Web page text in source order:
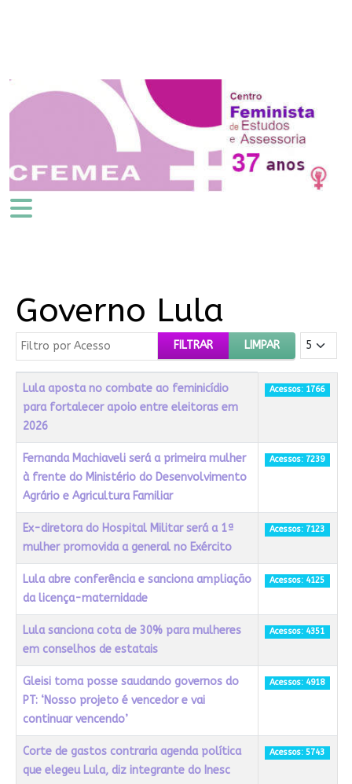
Governo Lula
Filtro por Acesso FILTRAR LIMPAR Mostrar #
Título Acessos
Lula aposta no combate ao feminicídio
para fortalecer apoio entre eleitoras em
2026
Acessos: 1766
Fernanda Machiaveli será a primeira mulher
à frente do Ministério do Desenvolvimento
Agrário e Agricultura Familiar
Acessos: 7239
Ex-diretora do Hospital Militar será a 1ª
mulher promovida a general no Exército
Acessos: 7123
Lula abre conferência e sanciona ampliação
da licença-maternidade
Acessos: 4125
Lula sanciona cota de 30% para mulheres
em conselhos de estatais
Acessos: 4351
Gleisi toma posse saudando governos do
PT: ‘Nosso projeto é vencedor e vai
continuar vencendo’
Acessos: 4918
Corte de gastos contraria agenda política
que elegeu Lula, diz integrante do Inesc
Acessos: 5743